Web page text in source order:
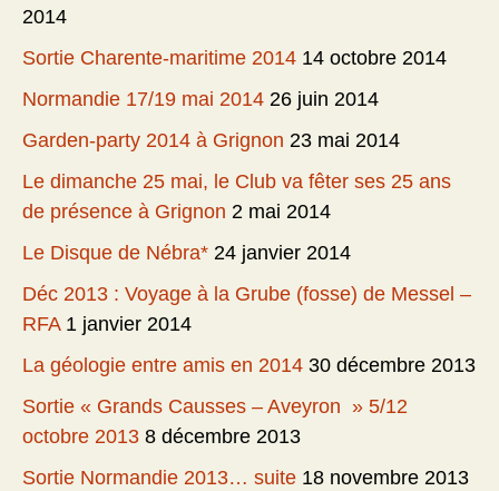
2014
Sortie Charente-maritime 2014 14 octobre 2014
Normandie 17/19 mai 2014 26 juin 2014
Garden-party 2014 à Grignon 23 mai 2014
Le dimanche 25 mai, le Club va fêter ses 25 ans
de présence à Grignon 2 mai 2014
Le Disque de Nébra* 24 janvier 2014
Déc 2013 : Voyage à la Grube (fosse) de Messel –
RFA 1 janvier 2014
La géologie entre amis en 2014 30 décembre 2013
Sortie « Grands Causses – Aveyron » 5/12
octobre 2013 8 décembre 2013
Sortie Normandie 2013… suite 18 novembre 2013